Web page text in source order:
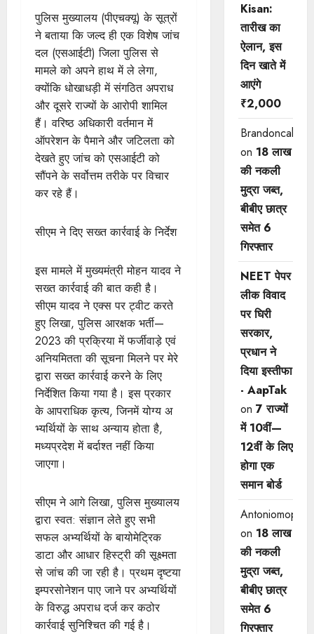
पुलिस मुख्यालय (पीएचक्यू) के सूत्रों
ने बताया कि जल्द ही एक विशेष जांच
दल (एसआईटी) जिला पुलिस से
मामले को अपने हाथ में ले लेगा,
क्योंकि धोखाधड़ी में संगठित अपराध
और दूसरे राज्यों के आरोपी शामिल
हैं। वरिष्ठ अधिकारी वर्तमान में
ऑपरेशन के पैमाने और जटिलता को
देखते हुए जांच को एसआईटी को
सौंपने के सर्वोत्तम तरीके पर विचार
कर रहे हैं।
सीएम ने दिए सख्त कार्रवाई के निर्देश
इस मामले में मुख्यमंत्री मोहन यादव ने
सख्त कार्रवाई की बात कही है।
सीएम यादव ने एक्स पर ट्वीट करते
हुए लिखा, पुलिस आरक्षक भर्ती—
2023 की प्रक्रिया में फर्जीवाड़े एवं
अनियमितता की सूचना मिलने पर मेरे
द्वारा सख्त कार्रवाई करने के लिए
निर्देशित किया गया है। इस प्रकार
के आपराधिक कृत्य, जिनमें योग्य अ​
भ्यर्थियों के साथ अन्याय होता है,
मध्यप्रदेश में बर्दाश्त नहीं किया
जाएगा।
सीएम ने आगे लिखा, पुलिस मुख्यालय
द्वारा स्वत: संज्ञान लेते हुए सभी
सफल अ​भ्यर्थियों के बायोमेट्रिक
डाटा और आधार हिस्ट्री की सूक्ष्मता
से जांच की जा रही है। प्रथम दृष्टया
इम्परसोनेशन पाए जाने पर अ​भ्यर्थियों
के विरुद्ध अपराध दर्ज कर कठोर
कार्रवाई सुनिश्चित की गई है।
Kisan:
तारीख का
ऐलान, इस
दिन खाते में
आएंगे
₹2,000
Brandoncah
on 18 लाख
की नकली
मुद्रा जब्त,
बीबीए छात्र
समेत 6
गिरफ्तार
NEET पेपर
लीक विवाद
पर घिरी
सरकार,
प्रधान ने
दिया इस्तीफा
- AapTak
on 7 राज्यों
में 10वीं—
12वीं ​के लिए
होगा एक
समान बोर्ड
Antoniomop
on 18 लाख
की नकली
मुद्रा जब्त,
बीबीए छात्र
समेत 6
गिरफ्तार